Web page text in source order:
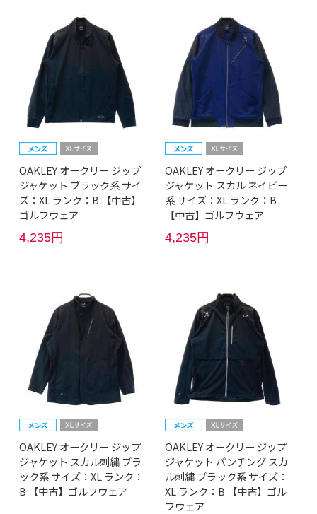
OAKLEY オークリー ジップ
ジャケット ブラック系 サイ
ズ：XL ランク：B 【中古】
ゴルフウェア
4,235円
OAKLEY オークリー ジップ
ジャケット スカル ネイビー
系 サイズ：XL ランク：B
【中古】ゴルフウェア
4,235円
OAKLEY オークリー ジップ
ジャケット スカル刺繍 ブラ
ック系 サイズ：XL ランク：
B 【中古】ゴルフウェア
OAKLEY オークリー ジップ
ジャケット パンチング スカ
ル刺繍 ブラック系 サイズ：
XL ランク：B 【中古】ゴル
フウェア